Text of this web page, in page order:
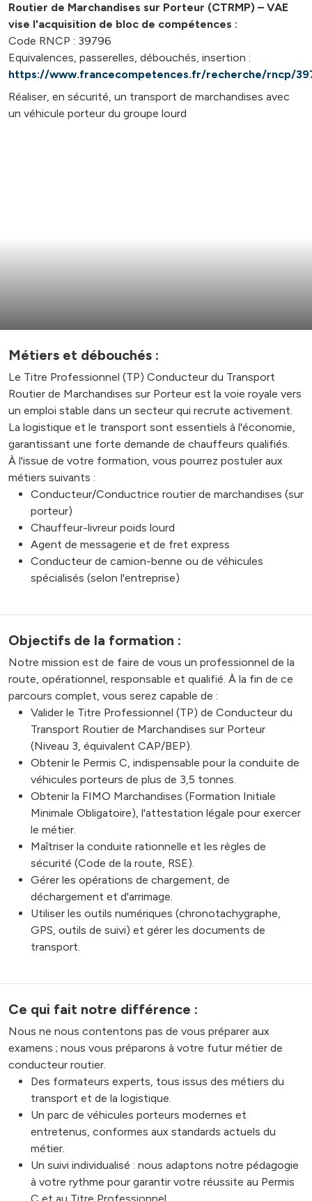
Routier de Marchandises sur Porteur (CTRMP) – VAE
vise l'acquisition de bloc de compétences :
Code RNCP : 39796
Equivalences, passerelles, débouchés, insertion :
https://www.francecompetences.fr/recherche/rncp/
Réaliser, en sécurité, un transport de marchandises avec
un véhicule porteur du groupe lourd
Métiers et débouchés :
Le Titre Professionnel (TP) Conducteur du Transport
Routier de Marchandises sur Porteur est la voie royale vers
un emploi stable dans un secteur qui recrute activement.
La logistique et le transport sont essentiels à l'économie,
garantissant une forte demande de chauffeurs qualifiés.
À l'issue de votre formation, vous pourrez postuler aux
métiers suivants :
Conducteur/Conductrice routier de marchandises (sur
porteur)
Chauffeur-livreur poids lourd
Agent de messagerie et de fret express
Conducteur de camion-benne ou de véhicules
spécialisés (selon l'entreprise)
Objectifs de la formation :
Notre mission est de faire de vous un professionnel de la
route, opérationnel, responsable et qualifié. À la fin de ce
parcours complet, vous serez capable de :
Valider le Titre Professionnel (TP) de Conducteur du
Transport Routier de Marchandises sur Porteur
(Niveau 3, équivalent CAP/BEP).
Obtenir le Permis C, indispensable pour la conduite de
véhicules porteurs de plus de 3,5 tonnes.
Obtenir la FIMO Marchandises (Formation Initiale
Minimale Obligatoire), l'attestation légale pour exercer
le métier.
Maîtriser la conduite rationnelle et les règles de
sécurité (Code de la route, RSE).
Gérer les opérations de chargement, de
déchargement et d'arrimage.
Utiliser les outils numériques (chronotachygraphe,
GPS, outils de suivi) et gérer les documents de
transport.
Ce qui fait notre différence :
Nous ne nous contentons pas de vous préparer aux
examens ; nous vous préparons à votre futur métier de
conducteur routier.
Des formateurs experts, tous issus des métiers du
transport et de la logistique.
Un parc de véhicules porteurs modernes et
entretenus, conformes aux standards actuels du
métier.
Un suivi individualisé : nous adaptons notre pédagogie
à votre rythme pour garantir votre réussite au Permis